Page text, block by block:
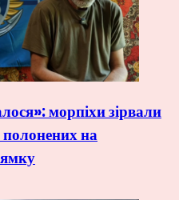
морпіхи зірвали
на